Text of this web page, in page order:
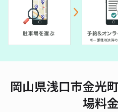
岡山県浅口市金光
場料